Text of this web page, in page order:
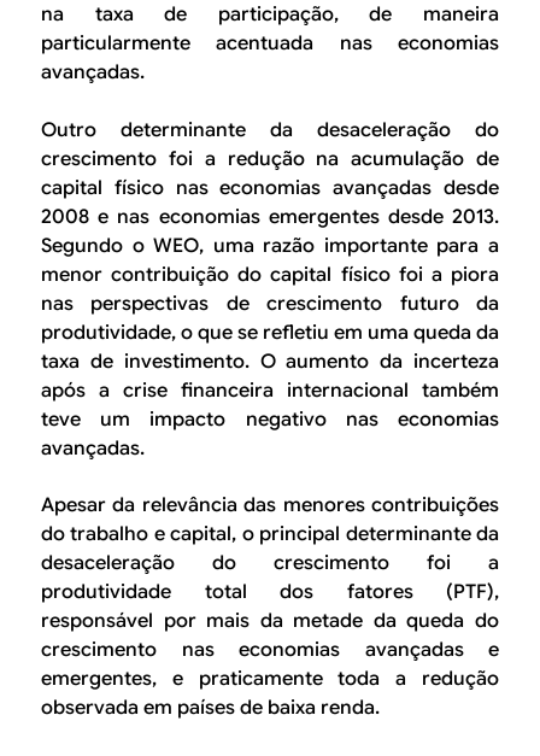
na taxa de participação, de maneira
particularmente acentuada nas economias
avançadas.
Outro determinante da desaceleração do
crescimento foi a redução na acumulação de
capital físico nas economias avançadas desde
2008 e nas economias emergentes desde 2013.
Segundo o WEO, uma razão importante para a
menor contribuição do capital físico foi a piora
nas perspectivas de crescimento futuro da
produtividade, o que se refletiu em uma queda da
taxa de investimento. O aumento da incerteza
após a crise financeira internacional também
teve um impacto negativo nas economias
avançadas.
Apesar da relevância das menores contribuições
do trabalho e capital, o principal determinante da
desaceleração do crescimento foi a
produtividade total dos fatores (PTF),
responsável por mais da metade da queda do
crescimento nas economias avançadas e
emergentes, e praticamente toda a redução
observada em países de baixa renda.